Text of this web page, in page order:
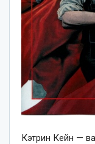
Кэтрин Кейн —